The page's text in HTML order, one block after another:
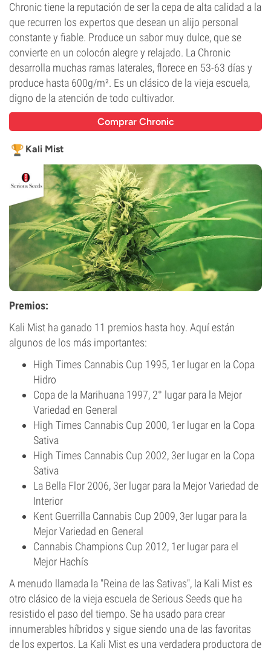
Chronic tiene la reputación de ser la cepa de alta calidad a la
que recurren los expertos que desean un alijo personal
constante y fiable. Produce un sabor muy dulce, que se
convierte en un colocón alegre y relajado. La Chronic
desarrolla muchas ramas laterales, florece en 53-63 días y
produce hasta 600g/m². Es un clásico de la vieja escuela,
digno de la atención de todo cultivador.
Comprar Chronic
Kali Mist
Premios:
Kali Mist ha ganado 11 premios hasta hoy. Aquí están
algunos de los más importantes:
High Times Cannabis Cup 1995, 1er lugar en la Copa
Hidro
Copa de la Marihuana 1997, 2° lugar para la Mejor
Variedad en General
High Times Cannabis Cup 2000, 1er lugar en la Copa
Sativa
High Times Cannabis Cup 2002, 3er lugar en la Copa
Sativa
La Bella Flor 2006, 3er lugar para la Mejor Variedad de
Interior
Kent Guerrilla Cannabis Cup 2009, 3er lugar para la
Mejor Variedad en General
Cannabis Champions Cup 2012, 1er lugar para el
Mejor Hachís
A menudo llamada la "Reina de las Sativas", la Kali Mist es
otro clásico de la vieja escuela de Serious Seeds que ha
resistido el paso del tiempo. Se ha usado para crear
innumerables híbridos y sigue siendo una de las favoritas
de los expertos. La Kali Mist es una verdadera productora de